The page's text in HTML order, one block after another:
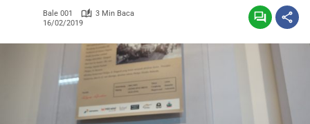
Bale 001
3 Min Baca
16/02/2019